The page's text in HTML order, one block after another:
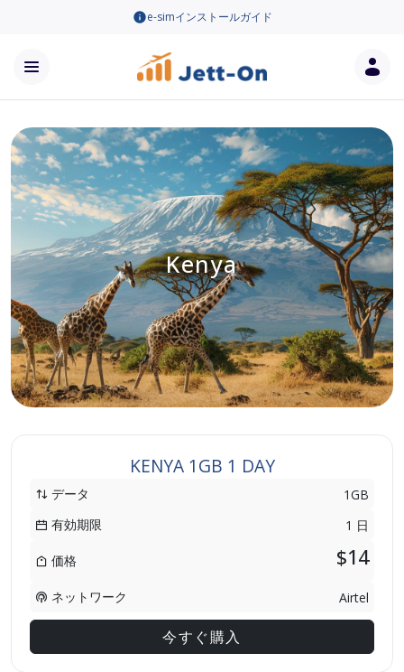
e-simインストールガイド
Kenya
KENYA 1GB 1 DAY
データ
1GB
有効期限
1 日
価格 $14
ネットワーク Airtel
今すぐ購入